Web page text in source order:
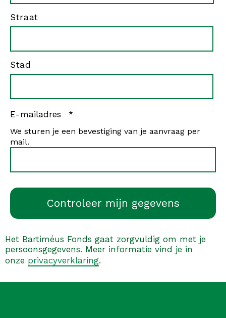
Straat
Stad
E-mailadres *verplicht
We sturen je een bevestiging van je aanvraag per
mail.
Het Bartiméus Fonds gaat zorgvuldig om met je
persoonsgegevens. Meer informatie vind je in
onze privacyverklaring.